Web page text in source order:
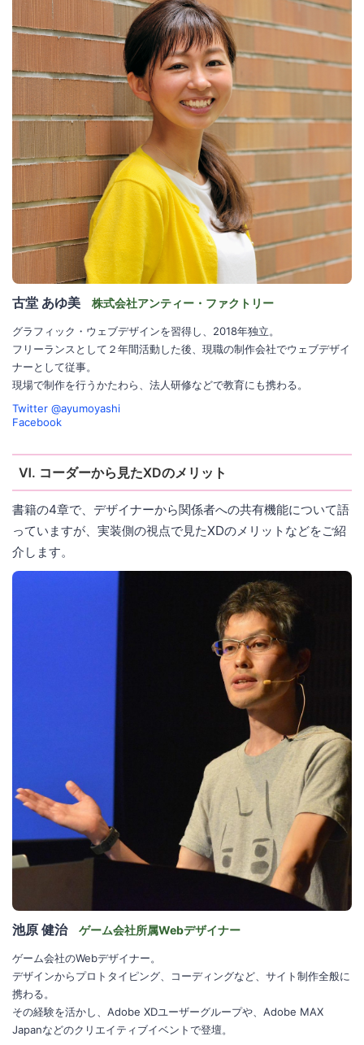
古堂 あゆ美 株式会社アンティー・ファクトリー
グラフィック・ウェブデザインを習得し、2018年独立。
フリーランスとして２年間活動した後、現職の制作会社でウェブデザイ
ナーとして従事。
現場で制作を行うかたわら、法人研修などで教育にも携わる。
Twitter @ayumoyashi
Facebook
Ⅵ. コーダーから見たXDのメリット
書籍の4章で、デザイナーから関係者への共有機能について語
っていますが、実装側の視点で見たXDのメリットなどをご紹
介します。
池原 健治ゲーム会社所属Webデザイナー
ゲーム会社のWebデザイナー。
デザインからプロトタイピング、コーディングなど、サイト制作全般に
携わる。
その経験を活かし、Adobe XDユーザーグループや、Adobe MAX
Japanなどのクリエイティブイベントで登壇。